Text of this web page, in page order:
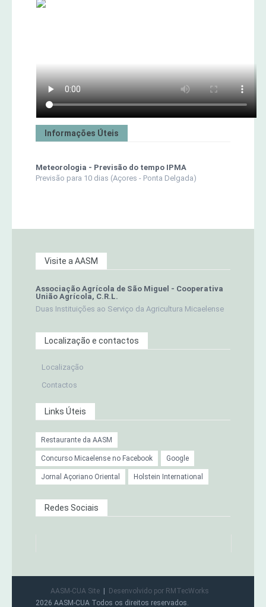
Informações Úteis
Meteorologia - Previsão do tempo IPMA
Previsão para 10 dias (Açores - Ponta Delgada)
Visite a AASM
Associação Agrícola de São Miguel - Cooperativa
União Agrícola, C.R.L.
Duas Instituições ao Serviço da Agricultura Micaelense
Localização e contactos
Localização
Contactos
Links Úteis
Restaurante da AASM
Concurso Micaelense no Facebook Google
Jornal Açoriano Oriental Holstein International
Redes Sociais
AASM-CUA Site
Desenvolvido por RMTecWorks
2026 AASM-CUA Todos os direitos reservados.